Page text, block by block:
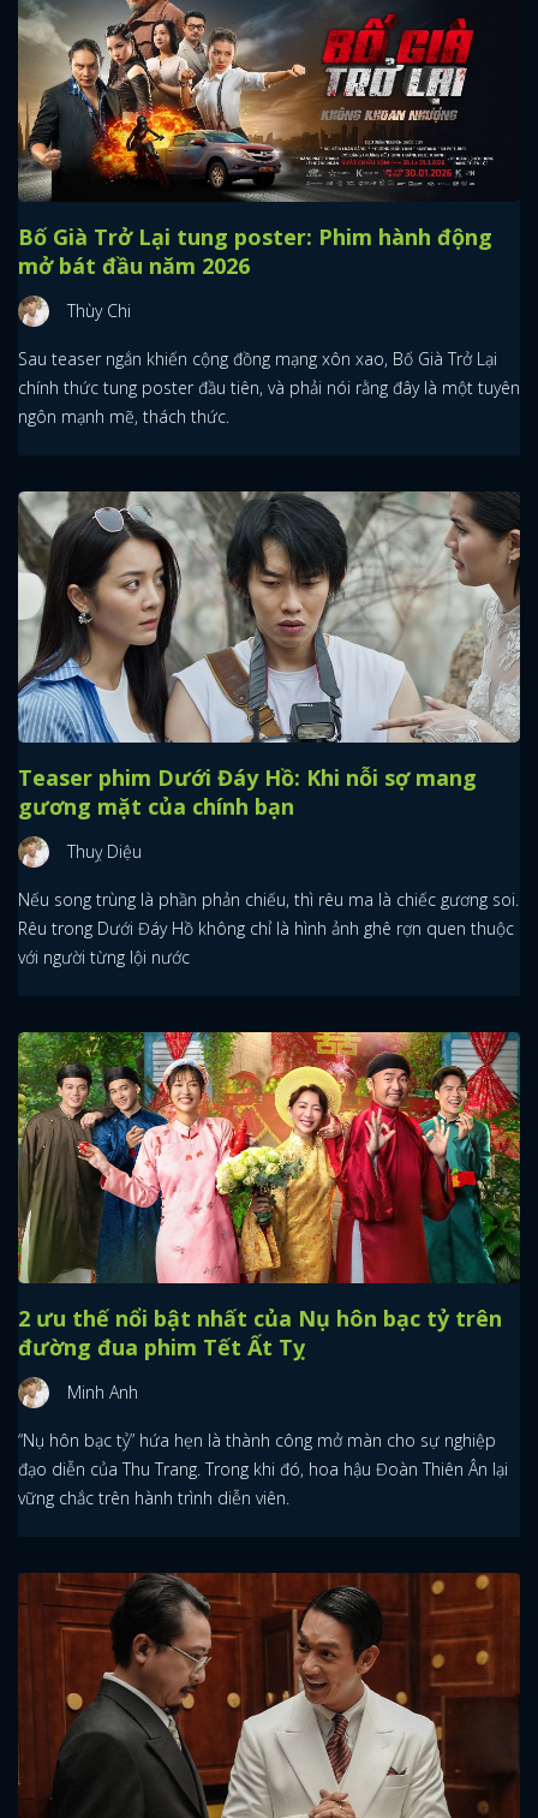
Bố Già Trở Lại tung poster: Phim hành động
mở bát đầu năm 2026
Thùy Chi
Sau teaser ngắn khiến cộng đồng mạng xôn xao, Bố Già Trở Lại
chính thức tung poster đầu tiên, và phải nói rằng đây là một tuyên
ngôn mạnh mẽ, thách thức.
Teaser phim Dưới Đáy Hồ: Khi nỗi sợ mang
gương mặt của chính bạn
Thuỵ Diệu
Nếu song trùng là phần phản chiếu, thì rêu ma là chiếc gương soi.
Rêu trong Dưới Đáy Hồ không chỉ là hình ảnh ghê rợn quen thuộc
với người từng lội nước
2 ưu thế nổi bật nhất của Nụ hôn bạc tỷ trên
đường đua phim Tết Ất Tỵ
Minh Anh
“Nụ hôn bạc tỷ” hứa hẹn là thành công mở màn cho sự nghiệp
đạo diễn của Thu Trang. Trong khi đó, hoa hậu Đoàn Thiên Ân lại
vững chắc trên hành trình diễn viên.